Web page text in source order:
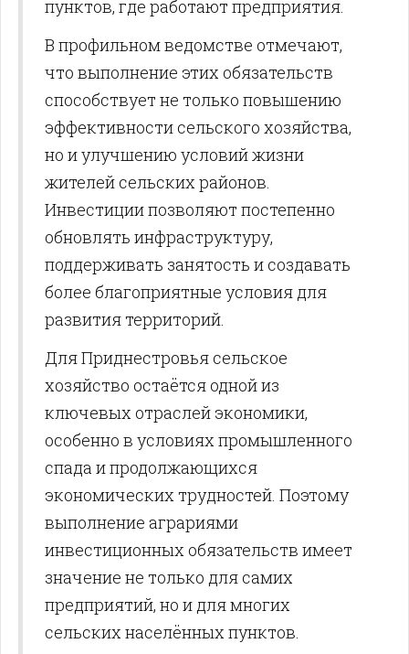
пунктов, где работают предприятия.
В профильном ведомстве отмечают,
что выполнение этих обязательств
способствует не только повышению
эффективности сельского хозяйства,
но и улучшению условий жизни
жителей сельских районов.
Инвестиции позволяют постепенно
обновлять инфраструктуру,
поддерживать занятость и создавать
более благоприятные условия для
развития территорий.
Для Приднестровья сельское
хозяйство остаётся одной из
ключевых отраслей экономики,
особенно в условиях промышленного
спада и продолжающихся
экономических трудностей. Поэтому
выполнение аграриями
инвестиционных обязательств имеет
значение не только для самих
предприятий, но и для многих
сельских населённых пунктов.